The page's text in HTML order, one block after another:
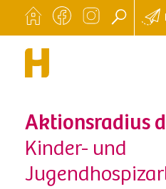
Aktionsradius
Kinder- und